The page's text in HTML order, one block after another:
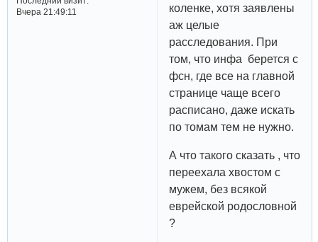
Вчера 21:49:11
коленке, хотя заявлены
аж целые
расследования. При
том, что инфа берется с
фсн, где все на главной
странице чаще всего
расписано, даже искать
по томам тем не нужно.
А что такого сказать , что
переехала хвостом с
мужем, без всякой
еврейской родословной
?